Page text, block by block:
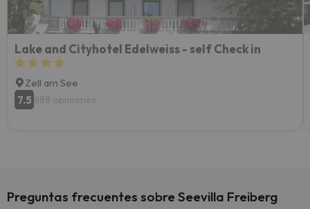
Lake and Cityhotel Edelweiss - self Check in
Zell am See
7.5 688 opiniones
Preguntas frecuentes sobre Seevilla Freiberg